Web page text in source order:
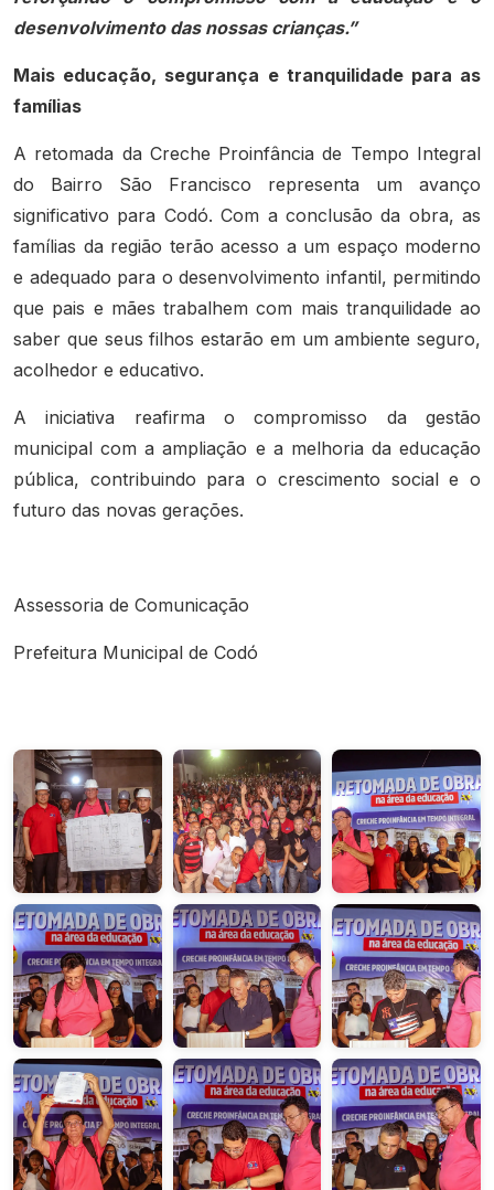
desenvolvimento das nossas crianças.”
Mais educação, segurança e tranquilidade para as
famílias
A retomada da Creche Proinfância de Tempo Integral
do Bairro São Francisco representa um avanço
significativo para Codó. Com a conclusão da obra, as
famílias da região terão acesso a um espaço moderno
e adequado para o desenvolvimento infantil, permitindo
que pais e mães trabalhem com mais tranquilidade ao
saber que seus filhos estarão em um ambiente seguro,
acolhedor e educativo.
A iniciativa reafirma o compromisso da gestão
municipal com a ampliação e a melhoria da educação
pública, contribuindo para o crescimento social e o
futuro das novas gerações.
Assessoria de Comunicação
Prefeitura Municipal de Codó